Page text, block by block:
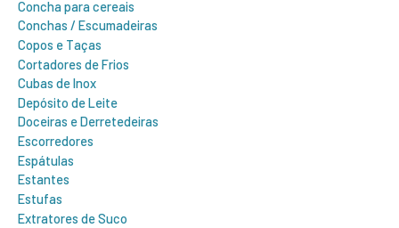
Concha para cereais
Conchas / Escumadeiras
Copos e Taças
Cortadores de Frios
Cubas de Inox
Depósito de Leite
Doceiras e Derretedeiras
Escorredores
Espátulas
Estantes
Estufas
Extratores de Suco